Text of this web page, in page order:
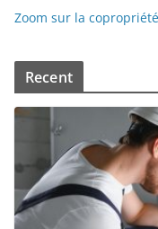
Zoom sur la copropriété
Recent